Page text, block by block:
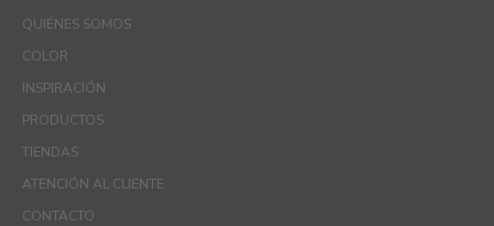
QUIÉNES SOMOS
COLOR
INSPIRACIÓN
PRODUCTOS
TIENDAS
ATENCIÓN AL CLIENTE
CONTACTO